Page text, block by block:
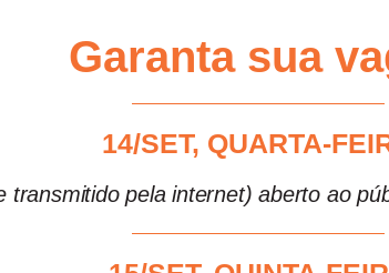
Garanta sua
14/SET, QUARTA-
transmitido pela internet) aberto ao